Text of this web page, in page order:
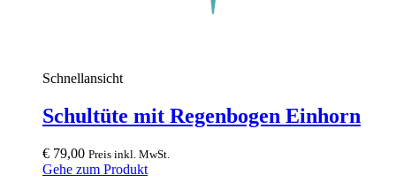
Schnellansicht
Schultüte mit Regenbogen Einhorn
€ 79,00 Preis inkl. MwSt.
Gehe zum Produkt